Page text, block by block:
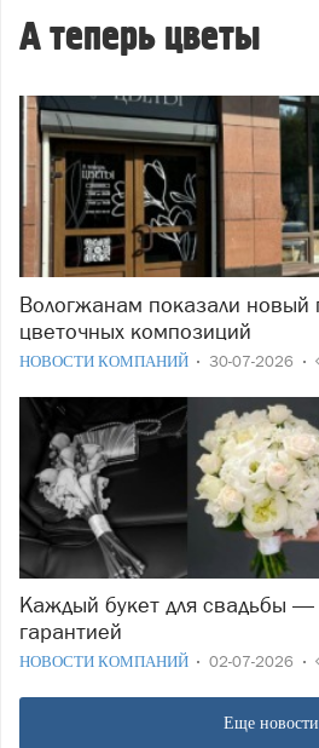
А теперь цветы
Вологжанам показали новый подход к созданию
цветочных композиций
НОВОСТИ КОМПАНИЙ 30-07-2026
Каждый букет для свадьбы — с душой и
гарантией
НОВОСТИ КОМПАНИЙ 02-07-2026
Еще новости